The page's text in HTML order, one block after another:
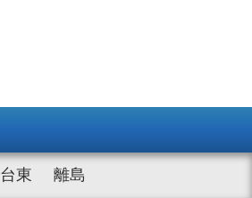
台東 離島